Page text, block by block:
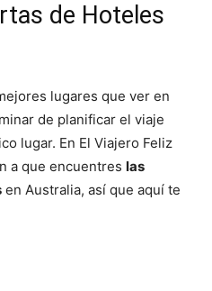
de Hoteles
lugares que ver en
de planificar el viaje
lugar. En El Viajero Feliz
a que encuentres las
en Australia, así que aquí te